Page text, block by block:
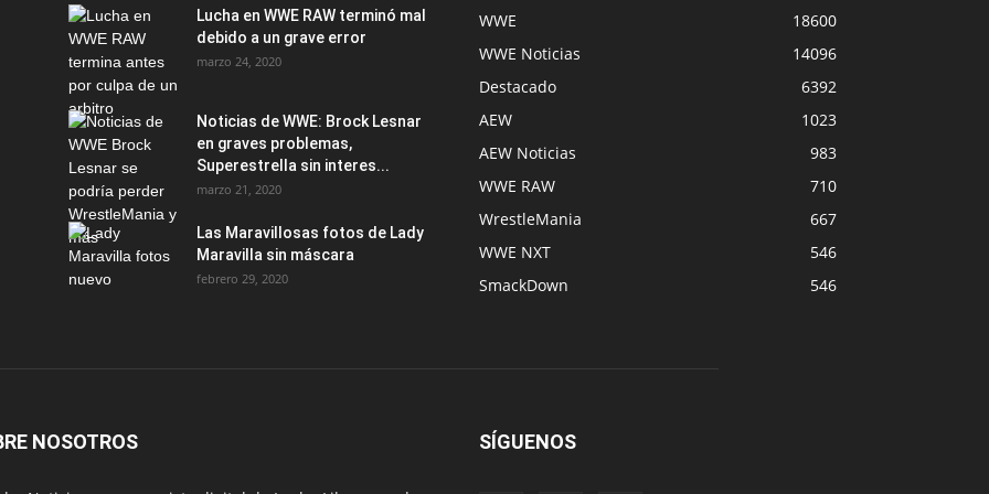
Lucha en WWE RAW terminó mal
debido a un grave error
marzo 24, 2020
Noticias de WWE: Brock Lesnar
en graves problemas,
Superestrella sin interes...
marzo 21, 2020
Las Maravillosas fotos de Lady
Maravilla sin máscara
febrero 29, 2020
WWE
18600
WWE Noticias
14096
Destacado
6392
AEW
1023
AEW Noticias
983
WWE RAW
710
WrestleMania
667
WWE NXT
546
SmackDown
546
NOSOTROS SÍGUENOS